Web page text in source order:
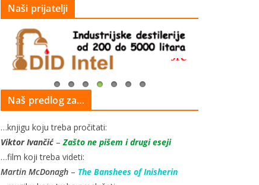
Naši prijatelji
Naš predlog za…
…knjigu koju treba pročitati:
Viktor Ivančić– Zašto ne pišem i drugi eseji
…film koji treba videti:
Martin McDonagh – The Banshees of Inisherin